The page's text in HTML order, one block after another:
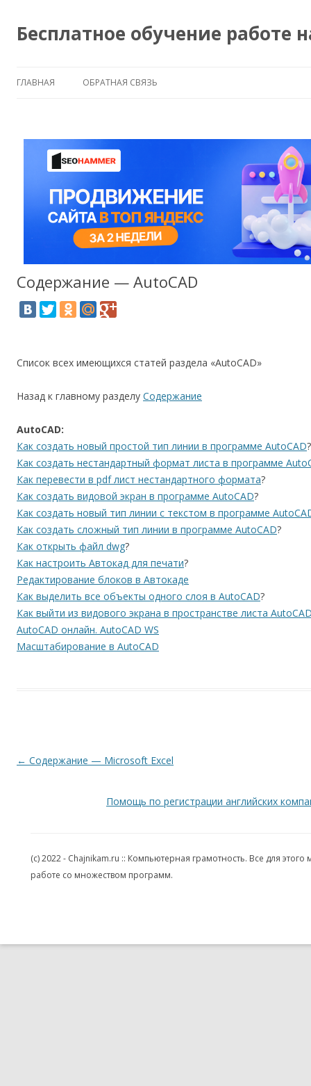
Бесплатное обучение работе
ГЛАВНАЯ ОБРАТНАЯ СВЯЗЬ
Содержание — AutoCAD
Список всех имеющихся статей раздела «AutoCAD»
Назад к главному разделу Содержание
AutoCAD:
Как создать новый простой тип линии в программе AutoCAD?
Как создать нестандартный формат листа в программе
Как перевести в pdf лист нестандартного формата?
Как создать видовой экран в программе AutoCAD?
Как создать новый тип линии с текстом в программе
Как создать сложный тип линии в программе AutoCAD?
Как открыть файл dwg?
Как настроить Автокад для печати?
Редактирование блоков в Автокаде
Как выделить все объекты одного слоя в AutoCAD?
Как выйти из видового экрана в пространстве листа
AutoCAD онлайн. AutoCAD WS
Масштабирование в AutoCAD
Навигация по записям
← Содержание — Microsoft Excel
Помощь по регистрации английских
(c) 2022 - Chajnikam.ru :: Компьютерная грамотность. Все для
работе со множеством программ.